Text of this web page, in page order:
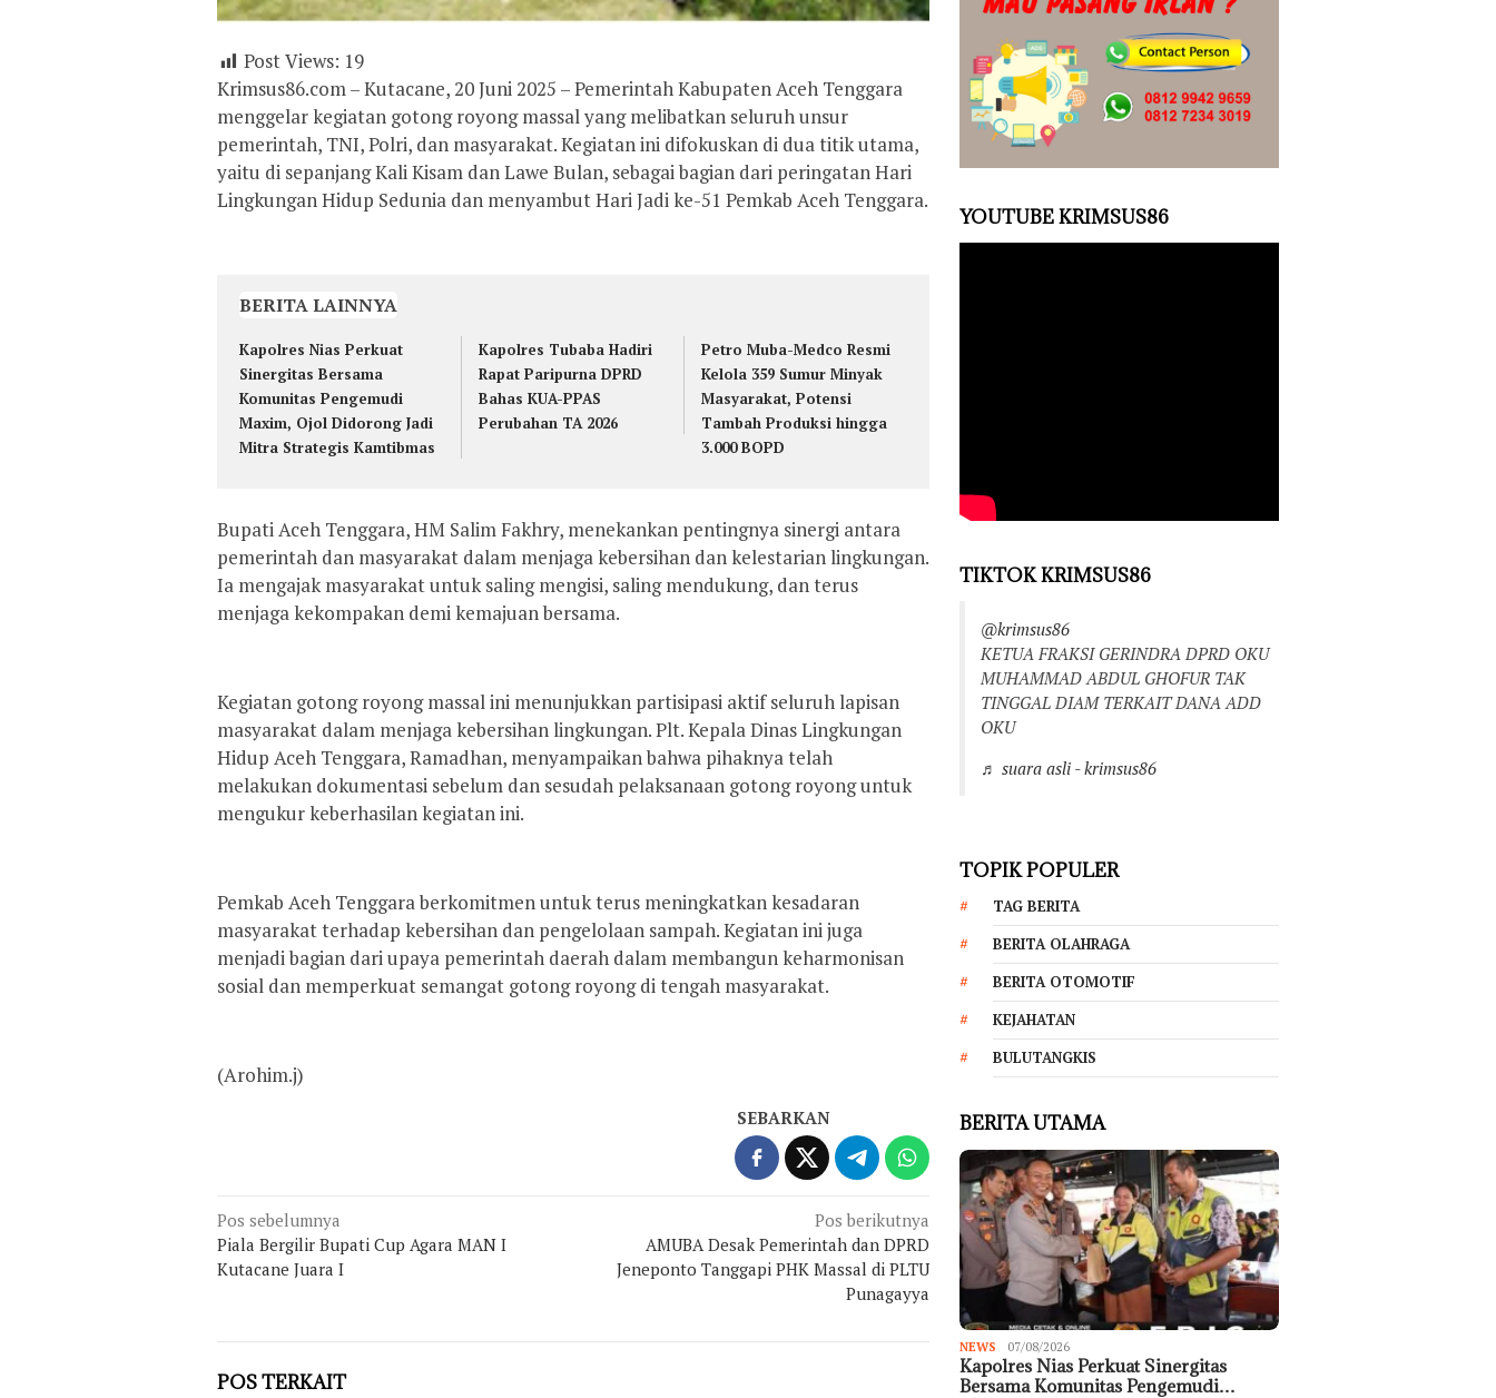
Post Views: 19
Krimsus86.com – Kutacane, 20 Juni 2025 – Pemerintah Kabupaten Aceh Tenggara
menggelar kegiatan gotong royong massal yang melibatkan seluruh unsur
pemerintah, TNI, Polri, dan masyarakat. Kegiatan ini difokuskan di dua titik utama,
yaitu di sepanjang Kali Kisam dan Lawe Bulan, sebagai bagian dari peringatan Hari
Lingkungan Hidup Sedunia dan menyambut Hari Jadi ke-51 Pemkab Aceh Tenggara.
BERITA LAINNYA
Kapolres Nias Perkuat
Sinergitas Bersama
Komunitas Pengemudi
Maxim, Ojol Didorong Jadi
Mitra Strategis Kamtibmas
Kapolres Tubaba Hadiri
Rapat Paripurna DPRD
Bahas KUA-PPAS
Perubahan TA 2026
Petro Muba-Medco Resmi
Kelola 359 Sumur Minyak
Masyarakat, Potensi
Tambah Produksi hingga
3.000 BOPD
Bupati Aceh Tenggara, HM Salim Fakhry, menekankan pentingnya sinergi antara
pemerintah dan masyarakat dalam menjaga kebersihan dan kelestarian lingkungan.
Ia mengajak masyarakat untuk saling mengisi, saling mendukung, dan terus
menjaga kekompakan demi kemajuan bersama.
Kegiatan gotong royong massal ini menunjukkan partisipasi aktif seluruh lapisan
masyarakat dalam menjaga kebersihan lingkungan. Plt. Kepala Dinas Lingkungan
Hidup Aceh Tenggara, Ramadhan, menyampaikan bahwa pihaknya telah
melakukan dokumentasi sebelum dan sesudah pelaksanaan gotong royong untuk
mengukur keberhasilan kegiatan ini.
Pemkab Aceh Tenggara berkomitmen untuk terus meningkatkan kesadaran
masyarakat terhadap kebersihan dan pengelolaan sampah. Kegiatan ini juga
menjadi bagian dari upaya pemerintah daerah dalam membangun keharmonisan
sosial dan memperkuat semangat gotong royong di tengah masyarakat.
(Arohim.j)
SEBARKAN
Navigasi
pos
Pos sebelumnya
Piala Bergilir Bupati Cup Agara MAN I
Kutacane Juara I
Pos berikutnya
AMUBA Desak Pemerintah dan DPRD
Jeneponto Tanggapi PHK Massal di PLTU
Punagayya
POS TERKAIT
YOUTUBE KRIMSUS86
TIKTOK KRIMSUS86
@krimsus86
KETUA FRAKSI GERINDRA DPRD OKU
MUHAMMAD ABDUL GHOFUR TAK
TINGGAL DIAM TERKAIT DANA ADD
OKU
♬ suara asli - krimsus86
TOPIK POPULER
TAG BERITA
BERITA OLAHRAGA
BERITA OTOMOTIF
KEJAHATAN
BULUTANGKIS
BERITA UTAMA
NEWS 07/08/2026
Kapolres Nias Perkuat Sinergitas
Bersama Komunitas Pengemudi…